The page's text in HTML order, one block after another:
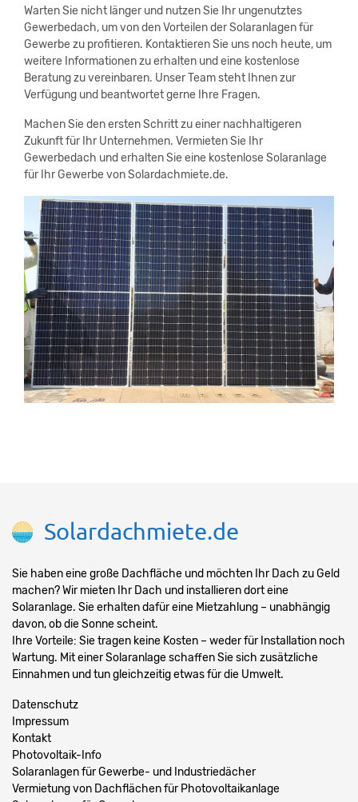
Warten Sie nicht länger und nutzen Sie Ihr ungenutztes
Gewerbedach, um von den Vorteilen der Solaranlagen für
Gewerbe zu profitieren. Kontaktieren Sie uns noch heute, um
weitere Informationen zu erhalten und eine kostenlose
Beratung zu vereinbaren. Unser Team steht Ihnen zur
Verfügung und beantwortet gerne Ihre Fragen.
Machen Sie den ersten Schritt zu einer nachhaltigeren
Zukunft für Ihr Unternehmen. Vermieten Sie Ihr
Gewerbedach und erhalten Sie eine kostenlose Solaranlage
für Ihr Gewerbe von Solardachmiete.de.
Solardachmiete.de
Sie haben eine große Dachfläche und möchten Ihr Dach zu Geld
machen? Wir mieten Ihr Dach und installieren dort eine
Solaranlage. Sie erhalten dafür eine Mietzahlung – unabhängig
davon, ob die Sonne scheint.
Ihre Vorteile: Sie tragen keine Kosten – weder für Installation noch
Wartung. Mit einer Solaranlage schaffen Sie sich zusätzliche
Einnahmen und tun gleichzeitig etwas für die Umwelt.
Datenschutz
Impressum
Kontakt
Photovoltaik-Info
Solaranlagen für Gewerbe- und Industriedächer
Vermietung von Dachflächen für Photovoltaikanlage